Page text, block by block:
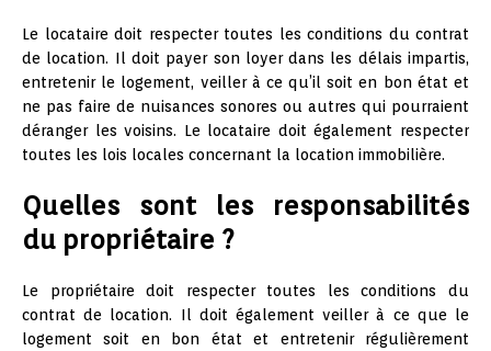
Le locataire doit respecter toutes les conditions du contrat
de location. Il doit payer son loyer dans les délais impartis,
entretenir le logement, veiller à ce qu’il soit en bon état et
ne pas faire de nuisances sonores ou autres qui pourraient
déranger les voisins. Le locataire doit également respecter
toutes les lois locales concernant la location immobilière.
Quelles sont les responsabilités
du propriétaire ?
Le propriétaire doit respecter toutes les conditions du
contrat de location. Il doit également veiller à ce que le
logement soit en bon état et entretenir régulièrement